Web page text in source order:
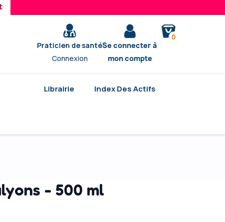
Praticien de santé
Connexion
Se connecter à
mon compte
0
Librairie Index Des Actifs
- 500 ml